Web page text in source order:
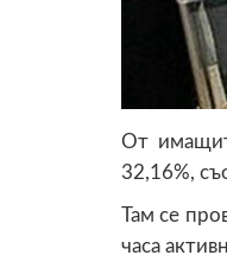
От
32,16%,
Там се
часа